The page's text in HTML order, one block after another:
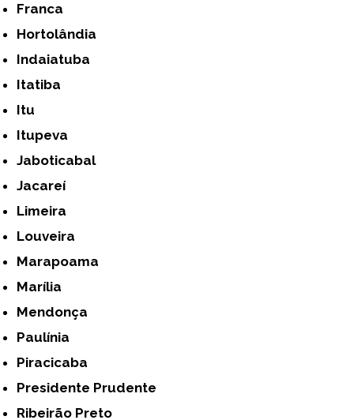
Franca
Hortolândia
Indaiatuba
Itatiba
Itu
Itupeva
Jaboticabal
Jacareí
Limeira
Louveira
Marapoama
Marília
Mendonça
Paulínia
Piracicaba
Presidente Prudente
Ribeirão Preto